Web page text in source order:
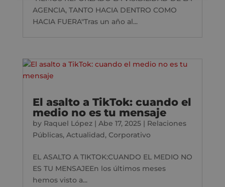
AGENCIA, TANTO HACIA DENTRO COMO
HACIA FUERA"Tras un año al...
El asalto a TikTok: cuando el
medio no es tu mensaje
by Raquel López| Abe 17, 2025| Relaciones
Públicas, Actualidad, Corporativo
EL ASALTO A TIKTOK:CUANDO EL MEDIO NO
ES TU MENSAJEEn los últimos meses
hemos visto a...